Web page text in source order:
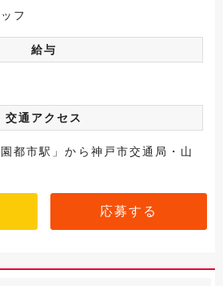
フ
給与
交通アクセス
都市駅」から神戸市交通局・山
応募する